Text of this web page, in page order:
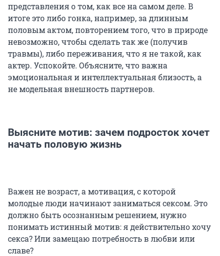
представления о том, как все на самом деле. В
итоге это либо гонка, например, за длинным
половым актом, повторением того, что в природе
невозможно, чтобы сделать так же (получив
травмы), либо переживания, что я не такой, как
актер. Успокойте. Объясните, что важна
эмоциональная и интеллектуальная близость, а
не модельная внешность партнеров.
Выясните мотив: зачем подросток хочет
начать половую жизнь
Важен не возраст, а мотивация, с которой
молодые люди начинают заниматься сексом. Это
должно быть осознанным решением, нужно
понимать истинный мотив: я действительно хочу
секса? Или замещаю потребность в любви или
славе?